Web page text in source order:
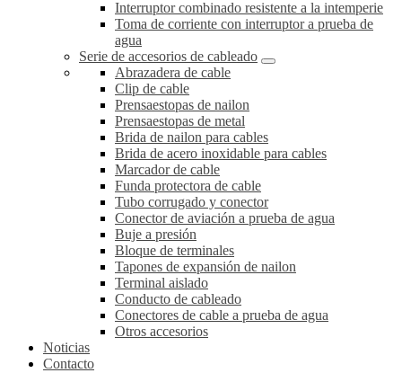
Interruptor combinado resistente a la intemperie
Toma de corriente con interruptor a prueba de
agua
Serie de accesorios de cableado
Abrazadera de cable
Clip de cable
Prensaestopas de nailon
Prensaestopas de metal
Brida de nailon para cables
Brida de acero inoxidable para cables
Marcador de cable
Funda protectora de cable
Tubo corrugado y conector
Conector de aviación a prueba de agua
Buje a presión
Bloque de terminales
Tapones de expansión de nailon
Terminal aislado
Conducto de cableado
Conectores de cable a prueba de agua
Otros accesorios
Noticias
Contacto